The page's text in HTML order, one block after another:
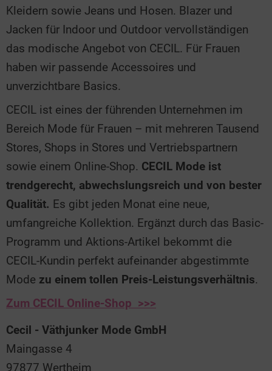
Kleidern sowie Jeans und Hosen. Blazer und
Jacken für Indoor und Outdoor vervollständigen
das modische Angebot von CECIL. Für Frauen
haben wir passende Accessoires und
unverzichtbare Basics.
CECIL ist eines der führenden Unternehmen im
Bereich Mode für Frauen – mit mehreren Tausend
Stores, Shops in Stores und Vertriebspartnern
sowie einem Online-Shop. CECIL Mode ist
trendgerecht, abwechslungsreich und von bester
Qualität. Es gibt jeden Monat eine neue,
umfangreiche Kollektion. Ergänzt durch das Basic-
Programm und Aktions-Artikel bekommt die
CECIL-Kundin perfekt aufeinander abgestimmte
Mode zu einem tollen Preis-Leistungsverhältnis.
Zum CECIL Online-Shop >>>
Cecil - Väthjunker Mode GmbH
Maingasse 4
97877 Wertheim